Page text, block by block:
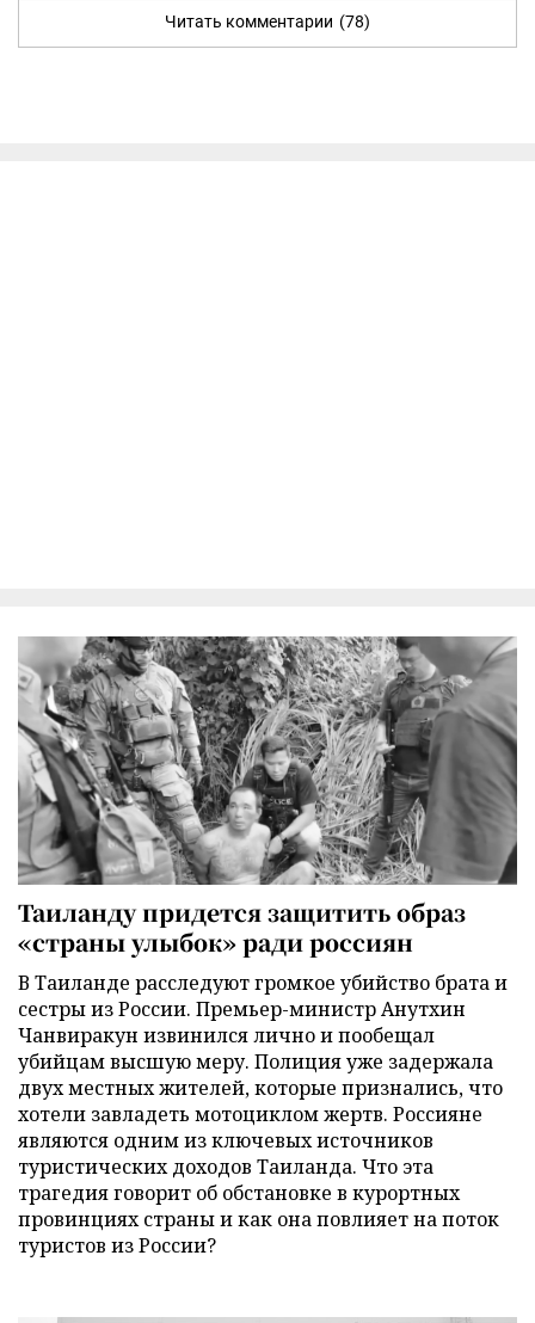
Читать комментарии (78)
Таиланду придется защитить образ
«страны улыбок» ради россиян
В Таиланде расследуют громкое убийство брата и
сестры из России. Премьер-министр Анутхин
Чанвиракун извинился лично и пообещал
убийцам высшую меру. Полиция уже задержала
двух местных жителей, которые признались, что
хотели завладеть мотоциклом жертв. Россияне
являются одним из ключевых источников
туристических доходов Таиланда. Что эта
трагедия говорит об обстановке в курортных
провинциях страны и как она повлияет на поток
туристов из России?